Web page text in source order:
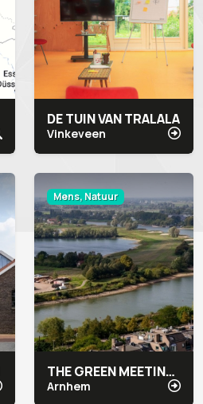
DE TUIN VAN TRALALA
Vinkeveen
Mens, Natuur
THE GREEN MEETING CENTER ARNHEM
Arnhem